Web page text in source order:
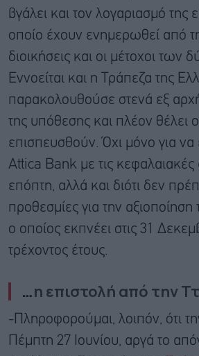
βγάλει και τον λογαριασμό της
οποίο έχουν ενημερωθεί από
διοικήσεις και οι μέτοχοι των
Εννοείται και η Τράπεζα της
παρακολουθούσε στενά εξ
της υπόθεσης και πλέον θέλει
επισπευσθούν. Όχι μόνο για να
Attica Bank με τις κεφαλαιακές
επόπτη, αλλά και διότι δεν
προθεσμίες για την
ο οποίος εκπνέει στις 31
τρέχοντος έτους.
…η επιστολή από την
-Πληροφορούμαι, λοιπόν, ότι
Πέμπτη 27 Ιουνίου, αργά το